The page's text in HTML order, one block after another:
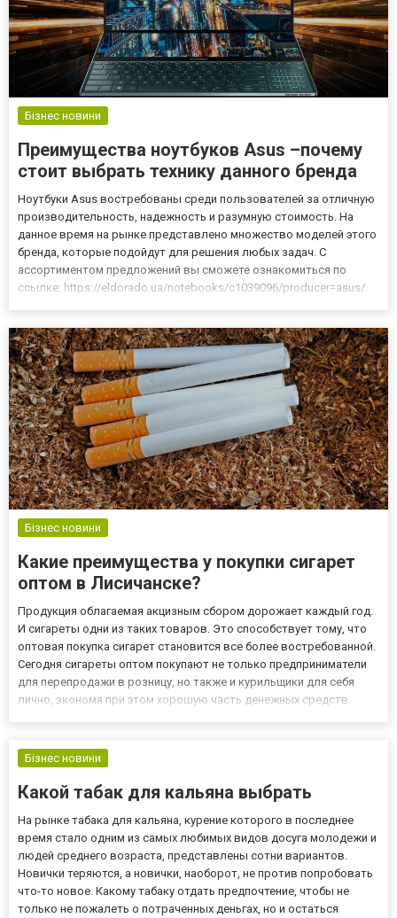
Бізнес новини
Преимущества ноутбуков Asus –почему
стоит выбрать технику данного бренда
Ноутбуки Asus востребованы среди пользователей за отличную
производительность, надежность и разумную стоимость. На
данное время на рынке представлено множество моделей этого
бренда, которые подойдут для решения любых задач. С
ассортиментом предложений вы сможете ознакомиться по
ссылке: https://eldorado.ua/notebooks/c1039096/producer=asus/.
Бізнес новини
Какие преимущества у покупки сигарет
оптом в Лисичанске?
Продукция облагаемая акцизным сбором дорожает каждый год.
И сигареты одни из таких товаров. Это способствует тому, что
оптовая покупка сигарет становится все более востребованной.
Сегодня сигареты оптом покупают не только предприниматели
для перепродажи в розницу, но также и курильщики для себя
лично, экономя при этом хорошую часть денежных средств.
Бізнес новини
Какой табак для кальяна выбрать
На рынке табака для кальяна, курение которого в последнее
время стало одним из самых любимых видов досуга молодежи и
людей среднего возраста, представлены сотни вариантов.
Новички теряются, а новички, наоборот, не против попробовать
что-то новое. Какому табаку отдать предпочтение, чтобы не
только не пожалеть о потраченных деньгах, но и остаться